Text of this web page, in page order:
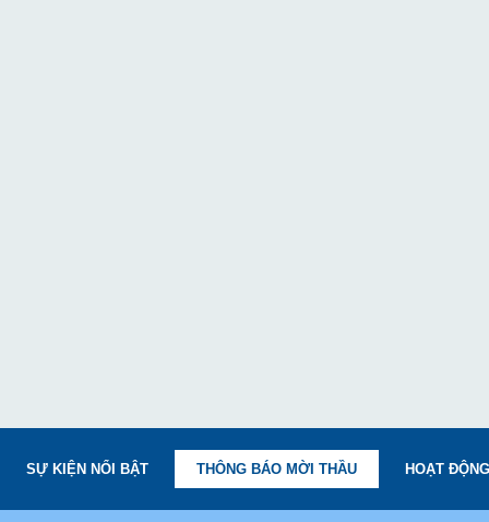
SỰ KIỆN NỔI BẬT THÔNG BÁO MỜI THẦU HOẠT